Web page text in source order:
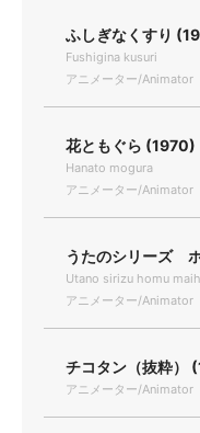
ふしぎなくすり
Fushigina kusuri
アニメーター/Animator
花ともぐら (1970)
Hanato mogura
アニメーター/Animator
うたのシリーズ
Utano sirizu homu
アニメーター/Animator
チコタン（抜粋）
アニメーター/Animator